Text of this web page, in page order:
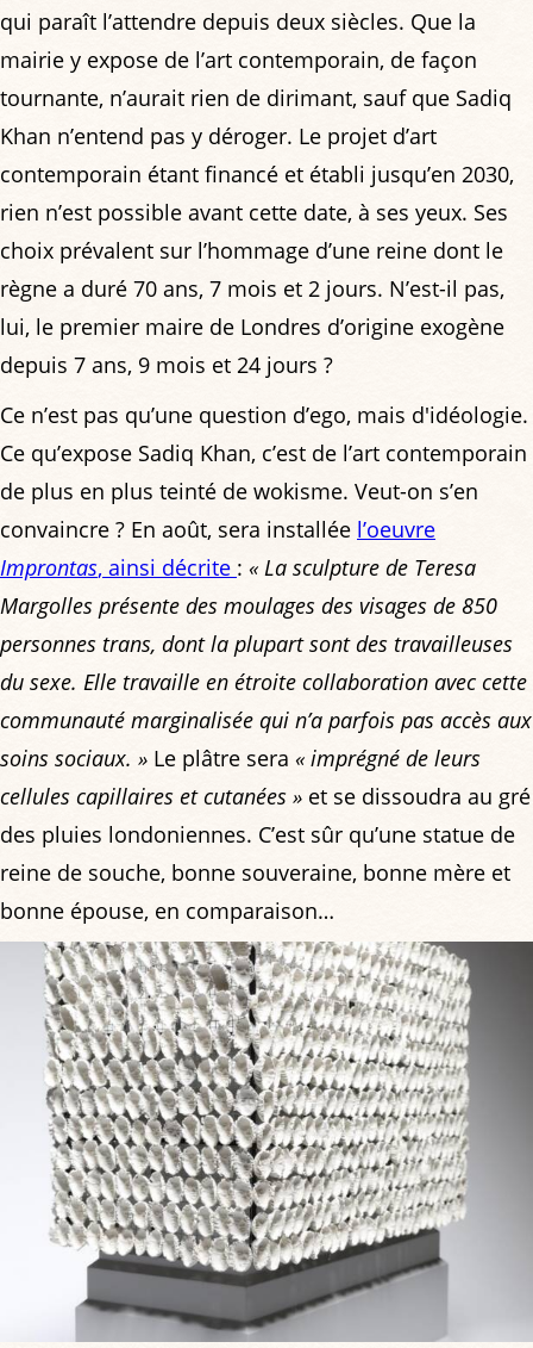
qui paraît l’attendre depuis deux siècles. Que la
mairie y expose de l’art contemporain, de façon
tournante, n’aurait rien de dirimant, sauf que Sadiq
Khan n’entend pas y déroger. Le projet d’art
contemporain étant financé et établi jusqu’en 2030,
rien n’est possible avant cette date, à ses yeux. Ses
choix prévalent sur l’hommage d’une reine dont le
règne a duré 70 ans, 7 mois et 2 jours. N’est-il pas,
lui, le premier maire de Londres d’origine exogène
depuis 7 ans, 9 mois et 24 jours ?
Ce n’est pas qu’une question d’ego, mais d'idéologie.
Ce qu’expose Sadiq Khan, c’est de l’art contemporain
de plus en plus teinté de wokisme. Veut-on s’en
convaincre ? En août, sera installée l’oeuvre
Improntas, ainsi décrite : « La sculpture de Teresa
Margolles présente des moulages des visages de 850
personnes trans, dont la plupart sont des travailleuses
du sexe. Elle travaille en étroite collaboration avec cette
communauté marginalisée qui n’a parfois pas accès aux
soins sociaux. » Le plâtre sera « imprégné de leurs
cellules capillaires et cutanées » et se dissoudra au gré
des pluies londoniennes. C’est sûr qu’une statue de
reine de souche, bonne souveraine, bonne mère et
bonne épouse, en comparaison…